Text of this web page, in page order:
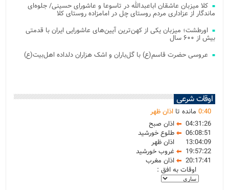
کلا میزبان عاشقان اباعبدالله در تاسوعا و عاشورای حسینی/ جلوه‌ای
ماندگار از عزاداری مردم روستای چل در امامزاده روستای کلا
اورطشت؛ میزبان یکی از کهن‌ترین آیین‌های عاشورایی ایران با قدمتی
بیش از ۶۰۰ سال
عروسی حضرت قاسم(ع) با گل‌باران و اشک هزاران دلداده اهل‌بیت(ع)
اوقات شرعی
0:40 مانده تااذان ظهر
04:31:26
اذان صبح
06:08:51
طلوع خورشید
13:04:09
اذان ظهر
19:57:22
غروب خورشید
20:17:41
اذان مغرب
اوقات به افق :